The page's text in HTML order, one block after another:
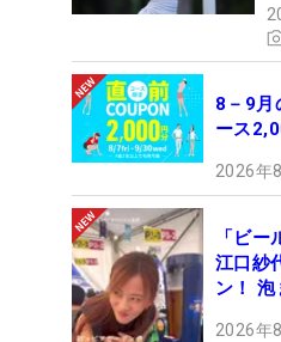
8－9月
ース
2026年
「ビ
江口紗
ン！
2026年